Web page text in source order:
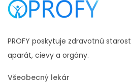
PROFY poskytuje zdravotnú
aparát, cievy a orgány.
Všeobecný lekár